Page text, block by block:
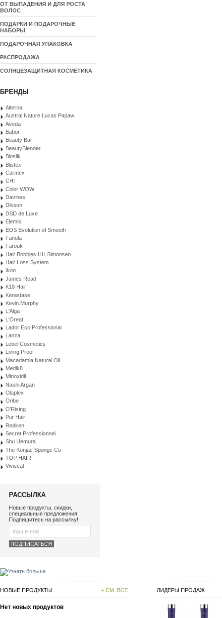
ОТ ВЫПАДЕНИЯ И ДЛЯ РОСТА
ВОЛОС
ПОДАРКИ И ПОДАРОЧНЫЕ
НАБОРЫ
ПОДАРОЧНАЯ УПАКОВКА
РАСПРОДАЖА
СОЛНЦЕЗАЩИТНАЯ КОСМЕТИКА
БРЕНДЫ
Alterna
Austral Nature Lucas Papaw
Aveda
Babor
Beauty Bar
BeautyBlender
Biosilk
Blistex
Carmex
CHI
Color WOW
Davines
Dikson
DSD de Luxe
Elemis
EOS Evolution of Smooth
Fanola
Farouk
Hair Bobbles HH Simonsen
Hair Loss System
Ikoo
James Read
K18 Hair
Kerastase
Kevin.Murphy
L'Alga
L'Oreal
Lador Eco Professional
Lanza
Lebel Cosmetics
Living Proof
Macadamia Natural Oil
Medik8
Minoxidil
Nashi Argan
Olaplex
Oribe
O’Rising
Pur Hair
Redken
Secret Professionnel
Shu Uemura
The Konjac Sponge Co
TOP HAIR
Viviscal
РАССЫЛКА
Новые продукты, скидки,
специальные предложения.
Подпишитесь на рассылку!
НОВЫЕ ПРОДУКТЫ + СМ. ВСЕ
Нет новых продуктов
ЛИДЕРЫ ПРОДАЖ